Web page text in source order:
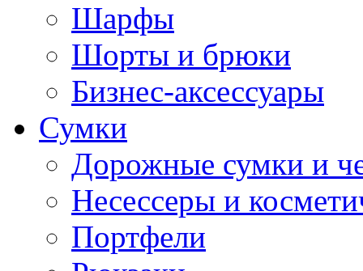
Шарфы
Шорты и брюки
Бизнес-аксессуары
Сумки
Дорожные сумки и
Несессеры и
Портфели